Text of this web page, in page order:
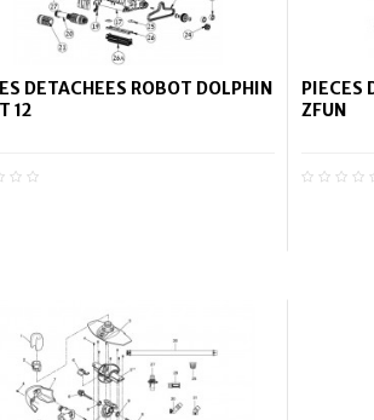
DETACHEES ROBOT DOLPHIN
12
PIECES
ZFUN